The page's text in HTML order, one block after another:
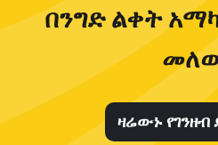
በንግድ ልቀት
ዛሬውኑ የገንዘብ